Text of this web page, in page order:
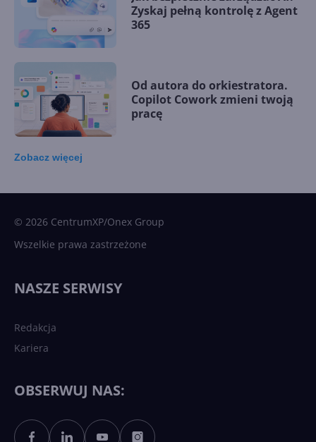
Zyskaj pełną kontrolę z Agent
365
Od autora do orkiestratora.
Copilot Cowork zmieni twoją
pracę
Zobacz więcej
© 2026 CentrumXP/Onex Group
Wszelkie prawa zastrzeżone
NASZE SERWISY
Redakcja
Kariera
OBSERWUJ NAS: